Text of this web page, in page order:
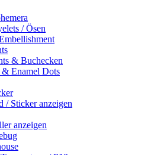
/ Ösen
& Buchecken
& Enamel Dots
/ Sticker anzeigen
anzeigen